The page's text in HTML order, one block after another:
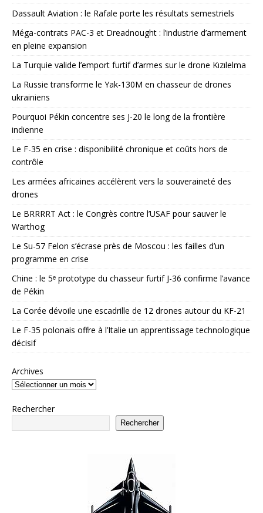
Dassault Aviation : le Rafale porte les résultats semestriels
Méga-contrats PAC-3 et Dreadnought : l’industrie d’armement
en pleine expansion
La Turquie valide l’emport furtif d’armes sur le drone Kızılelma
La Russie transforme le Yak-130M en chasseur de drones
ukrainiens
Pourquoi Pékin concentre ses J-20 le long de la frontière
indienne
Le F-35 en crise : disponibilité chronique et coûts hors de
contrôle
Les armées africaines accélèrent vers la souveraineté des
drones
Le BRRRRT Act : le Congrès contre l’USAF pour sauver le
Warthog
Le Su-57 Felon s’écrase près de Moscou : les failles d’un
programme en crise
Chine : le 5ᵉ prototype du chasseur furtif J-36 confirme l’avance
de Pékin
La Corée dévoile une escadrille de 12 drones autour du KF-21
Le F-35 polonais offre à l’Italie un apprentissage technologique
décisif
Archives
Rechercher
Rechercher